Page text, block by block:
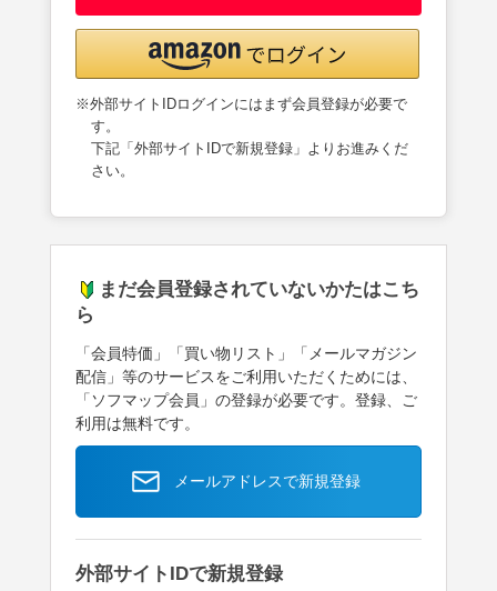
※外部サイトIDログインにはまず会員登録が必要で
す。
下記「外部サイトIDで新規登録」よりお進みくだ
さい。
まだ会員登録されていないかたはこち
ら
「会員特価」「買い物リスト」「メールマガジン
配信」等のサービスをご利用いただくためには、
「ソフマップ会員」の登録が必要です。登録、ご
利用は無料です。
メールアドレスで新規登録
外部サイトIDで新規登録